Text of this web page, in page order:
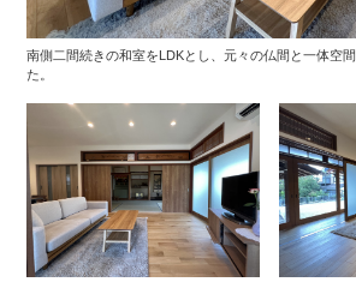
南側二間続きの和室をLDKとし、元々の仏間と一体空
た。